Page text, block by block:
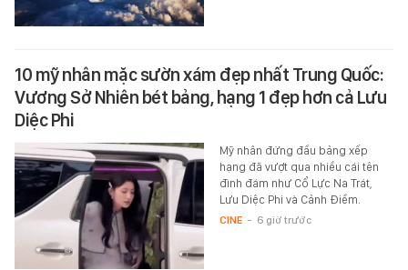
10 mỹ nhân mặc sườn xám đẹp nhất Trung Quốc:
Vương Sở Nhiên bét bảng, hạng 1 đẹp hơn cả Lưu
Diệc Phi
Mỹ nhân đứng đầu bảng xếp
hạng đã vượt qua nhiều cái tên
đình đám như Cổ Lực Na Trát,
Lưu Diệc Phi và Cảnh Điềm.
CINE - 6 giờ trước